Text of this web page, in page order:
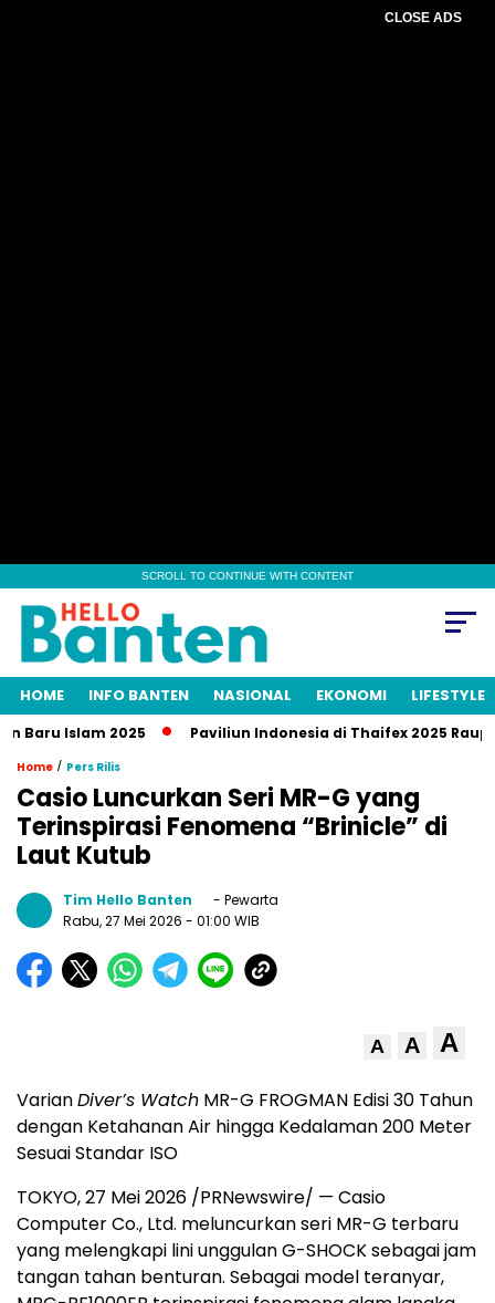
CLOSE ADS
SCROLL TO CONTINUE WITH CONTENT
HOME INFO BANTEN NASIONAL EKONOMI LIFESTYLE
Islam 2025 Paviliun Indonesia di Thaifex 2025 Raup
Home / Pers Rilis
Casio Luncurkan Seri MR-G yang
Terinspirasi Fenomena “Brinicle” di
Laut Kutub
Tim Hello Banten
- Pewarta
Rabu, 27 Mei 2026 - 01:00 WIB
A A A
VarianDiver’s Watch MR-G FROGMAN Edisi 30 Tahun
dengan Ketahanan Air hingga Kedalaman 200 Meter
Sesuai Standar ISO
TOKYO, 27 Mei 2026 /PRNewswire/ — Casio
Computer Co., Ltd. meluncurkan seri MR-G terbaru
yang melengkapi lini unggulan G-SHOCK sebagai jam
tangan tahan benturan. Sebagai model teranyar,